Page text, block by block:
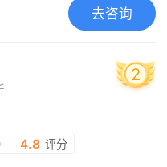
去咨询
2
4.8 评分